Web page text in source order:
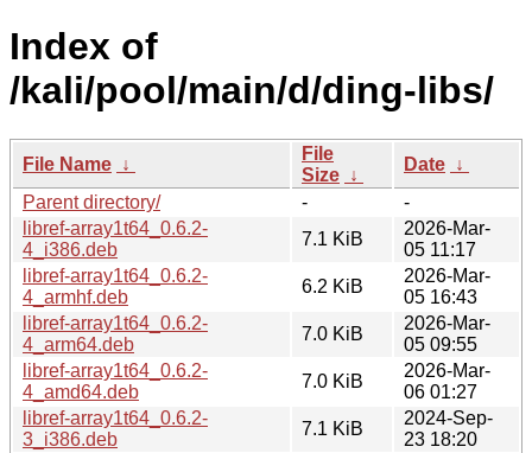
Index of
/kali/pool/main/d/ding-libs/
File Name ↓
File
Size ↓
Date ↓
Parent directory/
-
-
libref-array1t64_0.6.2-
4_i386.deb
7.1 KiB
2026-Mar-
05 11:17
libref-array1t64_0.6.2-
4_armhf.deb
6.2 KiB
2026-Mar-
05 16:43
libref-array1t64_0.6.2-
4_arm64.deb
7.0 KiB
2026-Mar-
05 09:55
libref-array1t64_0.6.2-
4_amd64.deb
7.0 KiB
2026-Mar-
06 01:27
libref-array1t64_0.6.2-
3_i386.deb
7.1 KiB
2024-Sep-
23 18:20